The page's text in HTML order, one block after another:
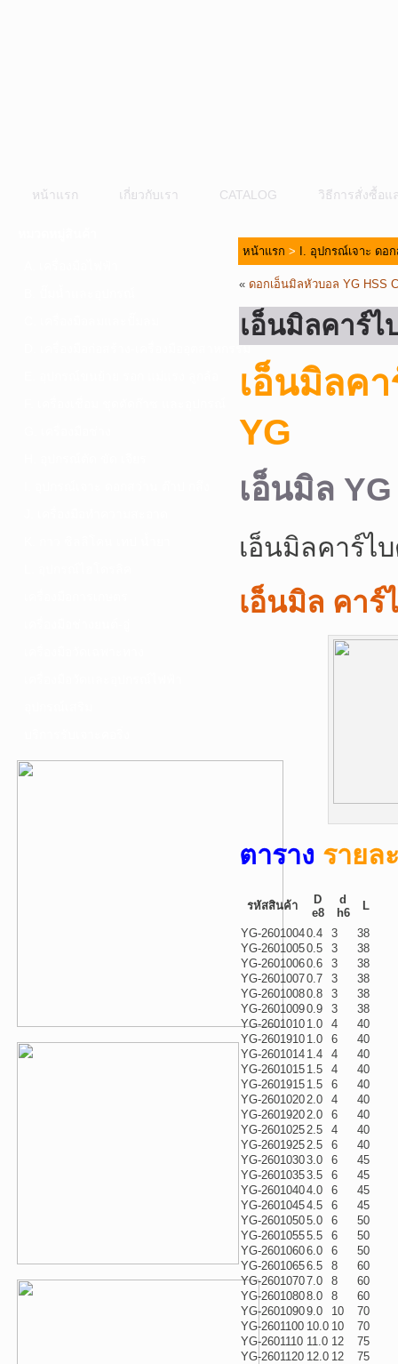
หน้าแรก เกี่ยวกับเรา CATALOG วิธีการสั่งซื้อแ
D. เครื่องมือก่อสร้าง-เครื่องมืออุตสาหกรรม
หน้าแรก > I. อุปกรณ์เจาะ ดอ
« ดอกเอ็นมิลหัวบอล YG HSS
เอ็นมิลคาร์ไ
เอ็นมิลค
YG
เอ็นมิล
เอ็นมิลคาร์ไ
เอ็นมิล คา
ตาราง รายล
รหัสสินค้า
D
e8
d
h6
L
YG-26010040.4 3
38
YG-26010050.5 3
38
YG-26010060.6 3
38
YG-26010070.7 3
38
YG-26010080.8 3
38
YG-26010090.9 3
38
YG-2601010 1.0 4
40
YG-2601910 1.0 6
40
YG-2601014 1.4 4
40
YG-2601015 1.5 4
40
YG-2601915 1.5 6
40
YG-26010202.0 4
40
YG-26019202.0 6
40
YG-26010252.5 4
40
YG-26019252.5 6
40
YG-26010303.0 6
45
YG-26010353.5 6
45
YG-26010404.0 6
45
YG-26010454.5 6
45
YG-26010505.0 6
50
YG-26010555.5 6
50
YG-26010606.0 6
50
YG-26010656.5 8
60
YG-26010707.0 8
60
YG-26010808.0 8
60
YG-26010909.0 10
70
YG-2601100 10.0 10
70
YG-2601110 11.0 12
75
YG-2601120 12.0 12
75